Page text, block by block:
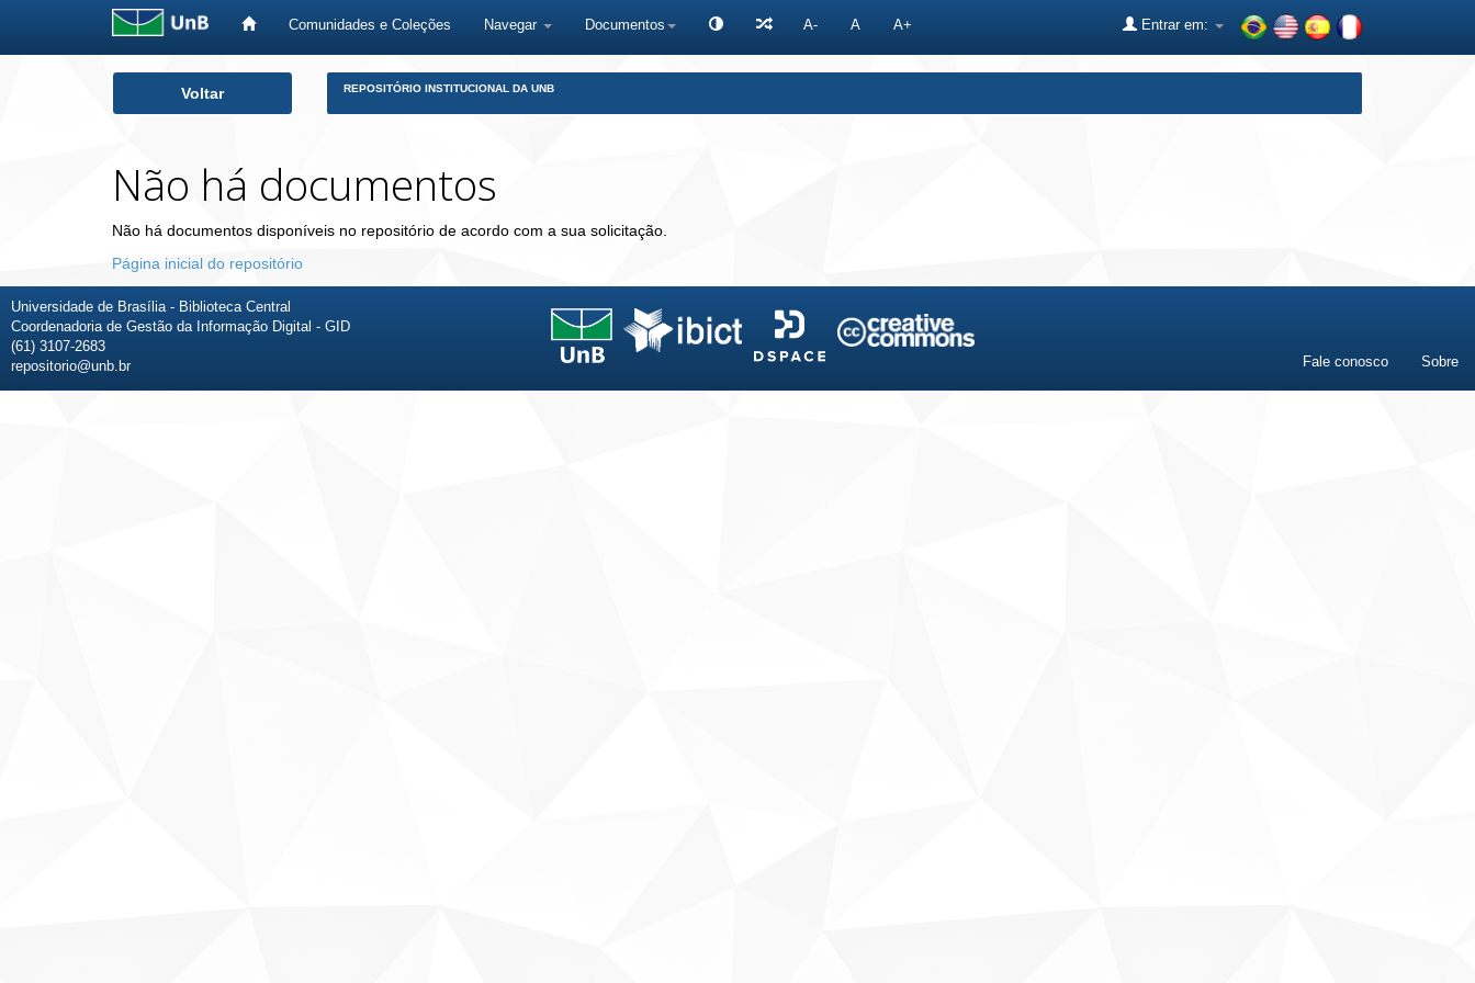
Comunidades e Coleções Navegar Documentos A- A A+ Entrar em:
Voltar REPOSITÓRIO INSTITUCIONAL DA UNB
Não há documentos
Não há documentos disponíveis no repositório de acordo com a sua solicitação.
Página inicial do repositório
Universidade de Brasília - Biblioteca Central
Coordenadoria de Gestão da Informação Digital - GID
(61) 3107-2683
repositorio@unb.br
Fale conosco Sobre